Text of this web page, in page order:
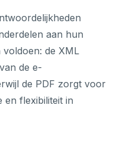
aan hun
voldoen: de XML
de e-
de PDF zorgt voor
en flexibiliteit in